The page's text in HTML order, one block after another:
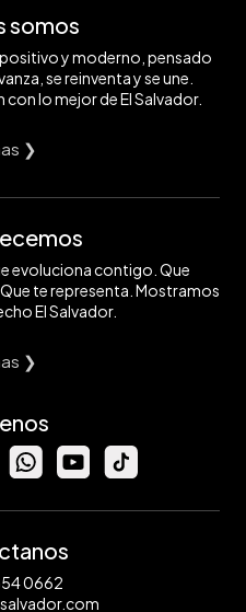
somos
y moderno, pensado
se reinventa y se une.
lo mejor de El Salvador.
❯
evoluciona contigo. Que
te representa. Mostramos
El Salvador.
❯
0662